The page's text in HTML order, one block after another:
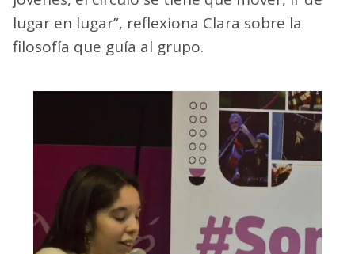
lugar en lugar”, reflexiona Clara sobre la
filosofía que guía al grupo.